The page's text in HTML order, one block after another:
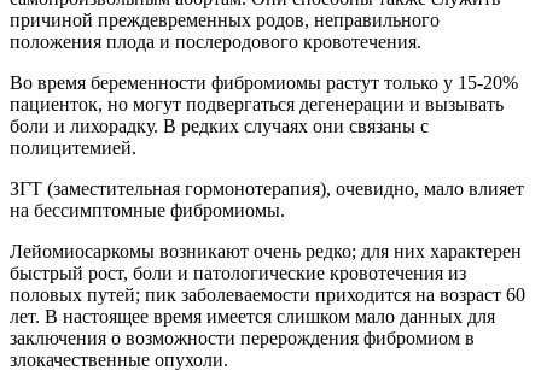
причиной преждевременных родов, неправильного
положения плода и послеродового кровотечения.
Во время беременности фибромиомы растут только у 15-20%
пациенток, но могут подвергаться дегенерации и вызывать
боли и лихорадку. В редких случаях они связаны с
полицитемией.
ЗГТ (заместительная гормонотерапия), очевидно, мало влияет
на бессимптомные фибромиомы.
Лейомиосаркомы возникают очень редко; для них характерен
быстрый рост, боли и патологические кровотечения из
половых путей; пик заболеваемости приходится на возраст 60
лет. В настоящее время имеется слишком мало данных для
заключения о возможности перерождения фибромиом в
злокачественные опухоли.